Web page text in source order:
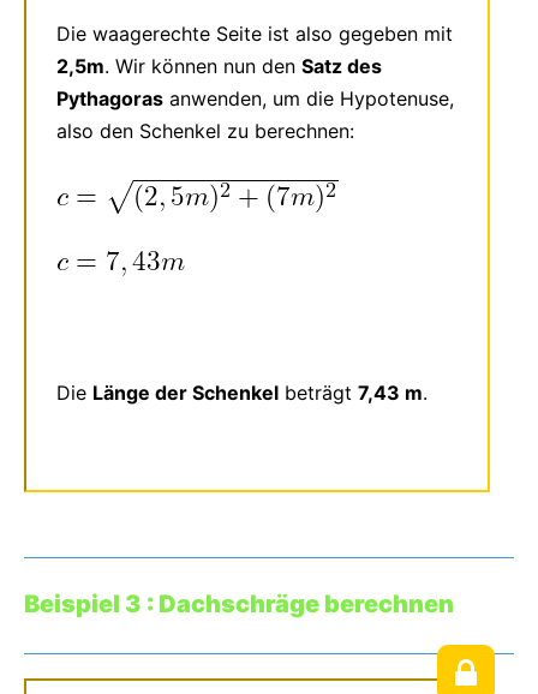
Die waagerechte Seite ist also gegeben mit
2,5m. Wir können nun den Satz des
Pythagoras anwenden, um die Hypotenuse,
also den Schenkel zu berechnen:
Die Länge der Schenkel beträgt 7,43 m.
Beispiel 3 : Dachschräge berechnen